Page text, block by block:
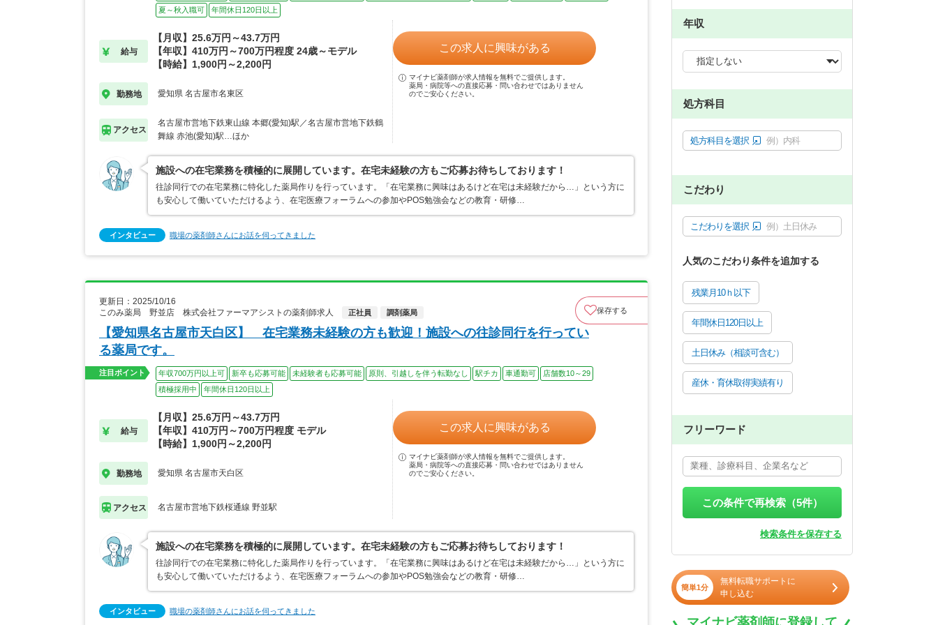
夏～秋入職可 年間休日120日以上
給与
【月収】25.6万円～43.7万円
【年収】410万円～700万円程度 24歳～モデル
【時給】1,900円～2,200円
勤務地 愛知県 名古屋市名東区
アクセス
名古屋市営地下鉄東山線 本郷(愛知)駅／名古屋市営地下鉄鶴
舞線 赤池(愛知)駅…ほか
この求人に興味がある
マイナビ薬剤師が求人情報を無料でご提供します。
薬局・病院等への直接応募・問い合わせではありません
のでご安心ください。
施設への在宅業務を積極的に展開しています。在宅未経験の方もご応募お待ちしております！
往診同行での在宅業務に特化した薬局作りを行っています。「在宅業務に興味はあるけど在宅は未経験だから…」という方に
も安心して働いていただけるよう、在宅医療フォーラムへの参加やPOS勉強会などの教育・研修…
インタビュー 職場の薬剤師さんにお話を伺ってきました
更新日：2025/10/16
このみ薬局 野並店 株式会社ファーマアシストの薬剤師求人
正社員 調剤薬局 保存する
【愛知県名古屋市天白区】 在宅業務未経験の方も歓迎！施設への往診同行を行ってい
る薬局です。
注目ポイント 年収700万円以上可 新卒も応募可能 未経験者も応募可能 原則、引越しを伴う転勤なし 駅チカ 車通勤可
店舗数10～29
積極採用中
年間休日120日以上
給与
【月収】25.6万円～43.7万円
【年収】410万円～700万円程度 モデル
【時給】1,900円～2,200円
勤務地 愛知県 名古屋市天白区
アクセス 名古屋市営地下鉄桜通線 野並駅
この求人に興味がある
マイナビ薬剤師が求人情報を無料でご提供します。
薬局・病院等への直接応募・問い合わせではありません
のでご安心ください。
施設への在宅業務を積極的に展開しています。在宅未経験の方もご応募お待ちしております！
往診同行での在宅業務に特化した薬局作りを行っています。「在宅業務に興味はあるけど在宅は未経験だから…」という方に
も安心して働いていただけるよう、在宅医療フォーラムへの参加やPOS勉強会などの教育・研修…
インタビュー 職場の薬剤師さんにお話を伺ってきました
年収
処方科目
処方科目を選択 例）内科
こだわり
こだわりを選択 例）土日休み
人気のこだわり条件を追加する
残業月10ｈ以下
年間休日120日以上
土日休み（相談可含む）
産休・育休取得実績有り
フリーワード
この条件で再検索（5件）
検索条件を保存する
簡単1分
無料転職サポートに
申し込む
マイナビ薬剤師に登録して